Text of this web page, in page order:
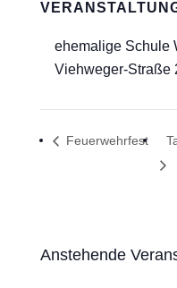
ehemalige Schule
Viehweger-Straße
Feuerwehrfest
Anstehende